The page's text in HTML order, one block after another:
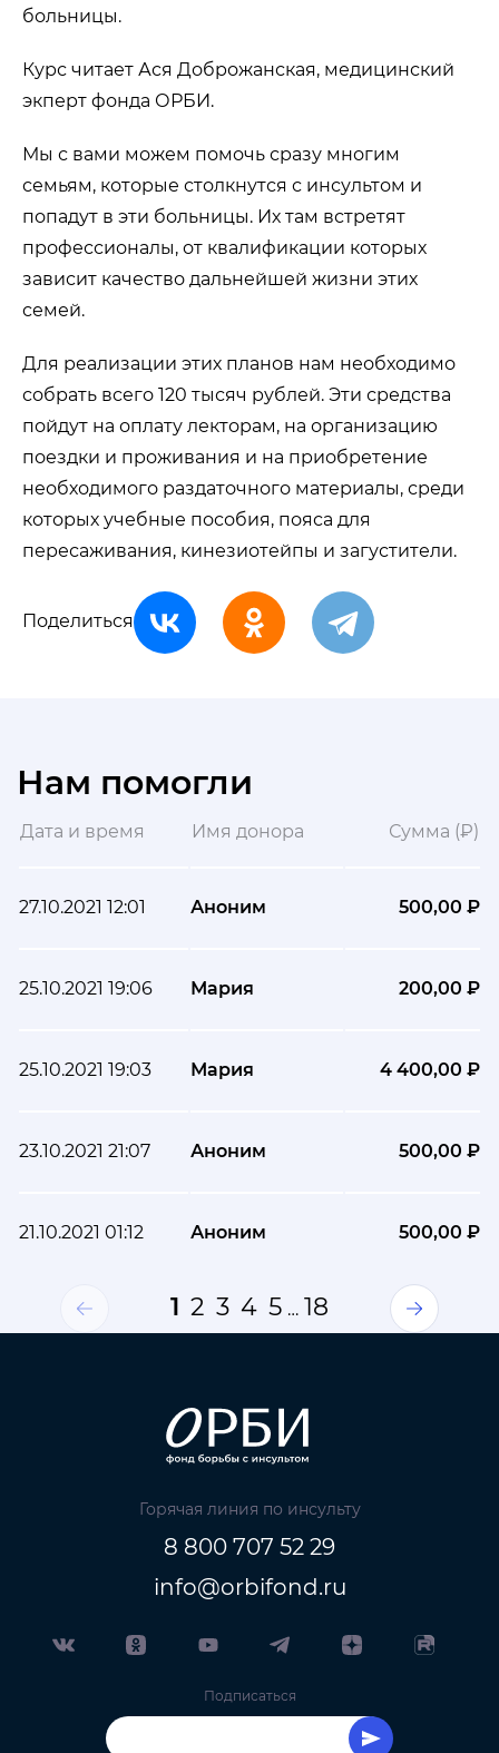
больницы.
Курс читает Ася Доброжанская, медицинский
экперт фонда ОРБИ.
Мы с вами можем помочь сразу многим
семьям, которые столкнутся с инсультом и
попадут в эти больницы. Их там встретят
профессионалы, от квалификации которых
зависит качество дальнейшей жизни этих
семей.
Для реализации этих планов нам необходимо
собрать всего 120 тысяч рублей. Эти средства
пойдут на оплату лекторам, на организацию
поездки и проживания и на приобретение
необходимого раздаточного материалы, среди
которых учебные пособия, пояса для
пересаживания, кинезиотейпы и загустители.
Поделиться
Нам помогли
Дата и время Имя донора Сумма (₽)
27.10.2021 12:01 Аноним 500,00 ₽
25.10.2021 19:06 Мария 200,00 ₽
25.10.2021 19:03 Мария 4 400,00 ₽
23.10.2021 21:07 Аноним 500,00 ₽
21.10.2021 01:12 Аноним 500,00 ₽
1 2 3 4 5 … 18
Горячая линия по инсульту
8 800 707 52 29
info@orbifond.ru
Подписаться